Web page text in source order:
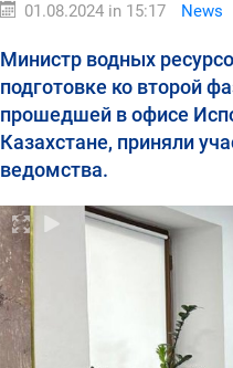
01.08.2024 in 15:17 News
Министр водных
подготовке ко второй
прошедшей в офисе
Казахстане, приняли
ведомства.